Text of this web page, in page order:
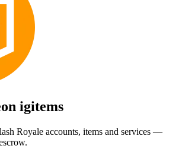
on igitems
Royale accounts, items and services —